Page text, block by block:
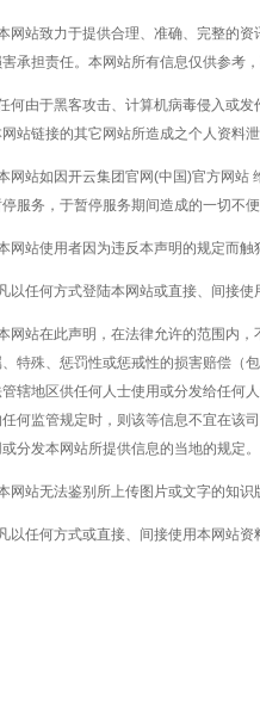
网站致力于提供合理、准确、完整的
承担责任。本网站所有信息仅供参考
何由于黑客攻击、计算机病毒侵入或
站链接的其它网站所造成之个人资料
网站如因开云集团官网(中国)官方网站
服务，于暂停服务期间造成的一切不
网站使用者因为违反本声明的规定而触
以任何方式登陆本网站或直接、间接使
网站在此声明，在法律允许的范围内
、特殊、惩罚性或惩戒性的损害赔偿（
辖地区供任何人士使用或分发给任何
任何监管规定时，则该等信息不宜在该
分发本网站所提供信息的当地的规定。
网站无法鉴别所上传图片或文字的知
以任何方式或直接、间接使用本网站资